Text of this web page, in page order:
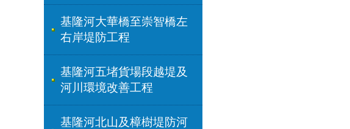
基隆河大華橋至崇智橋左
右岸堤防工程
基隆河五堵貨場段越堤及
河川環境改善工程
基隆河北山及樟樹堤防河